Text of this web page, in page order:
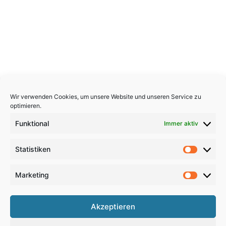
Wir verwenden Cookies, um unsere Website und unseren Service zu
optimieren.
Funktional Immer aktiv
Statistiken
Marketing
Akzeptieren
Copyright 2026, All Rights Reserved